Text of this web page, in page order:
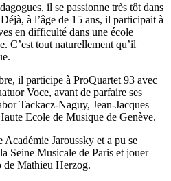
il se passionne très tôt dans
à l’âge de 15 ans, il participait à
en difficulté dans une école
C’est tout naturellement qu’il
il participe à ProQuartet 93 avec
Voce, avant de parfaire ses
Tackacz-Naguy, Jean-Jacques
Ecole de Musique de Genève.
Jaroussky et a pu se
Seine Musicale de Paris et jouer
de Mathieu Herzog.